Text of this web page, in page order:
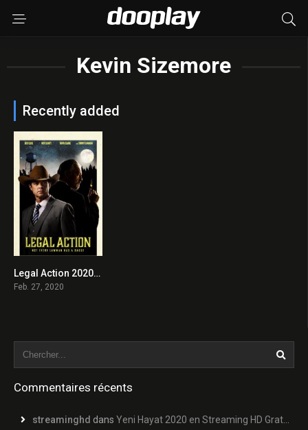
Kevin Sizemore
Recently added
6.3Legal Action 2020 en Streaming HD Gratuit !
Feb. 27, 2020
Commentaires récents
streaminghd dans Yeni Hayat 2020 en Streaming HD Gratuit !